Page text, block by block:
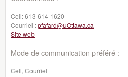
Cell:613-614-1620
Courriel :pfafard@uOttawa.ca
Site web
Mode de communication préféré :
Cell, Courriel